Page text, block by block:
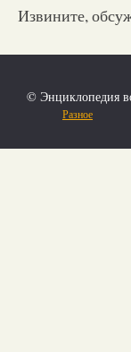
Извините,
© Энциклопедия
Разное